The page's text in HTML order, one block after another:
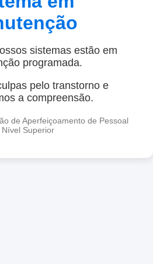
sistemas estão em
programada.
pelo transtorno e
a compreensão.
de Aperfeiçoamento de Pessoal
Nível Superior